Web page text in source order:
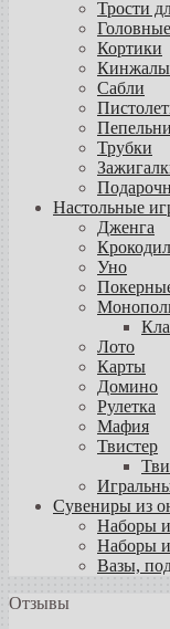
Трости
Кортики
Кинжалы
Сабли
Трубки
Настольные
Дженга
Уно
Лото
Карты
Домино
Рулетка
Мафия
Твистер
Сувениры из
Наборы
Наборы
Вазы,
Отзывы